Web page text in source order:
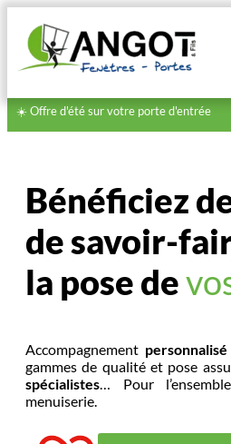
☀️ Offre d'été sur votre porte d'entrée
Bénéficiez
de savoir-
la pose de
Accompagnement personnalisé
gammes de qualité et pose
spécialistes… Pour
menuiserie.